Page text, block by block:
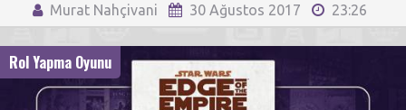
Murat Nahçivani 30 Ağustos 2017 23:26
Rol Yapma Oyunu